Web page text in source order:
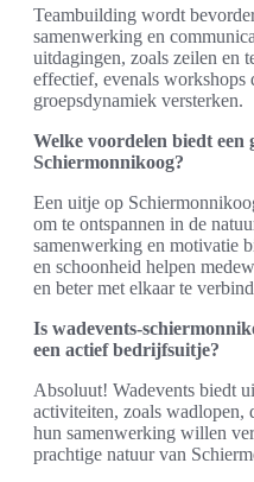
Teambuilding wordt
samenwerking en
uitdagingen, zoals zeilen en
effectief, evenals workshops
groepsdynamiek versterken.
Welke voordelen biedt een
Schiermonnikoog?
Een uitje op
om te ontspannen in de
samenwerking en motivatie
en schoonheid helpen
en beter met elkaar te
Is wadevents-
een actief bedrijfsuitje?
Absoluut! Wadevents biedt
activiteiten, zoals wadlopen,
hun samenwerking willen
prachtige natuur van